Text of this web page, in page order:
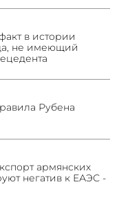
в истории
не имеющий
Рубена
армянских
негатив к ЕАЭС -